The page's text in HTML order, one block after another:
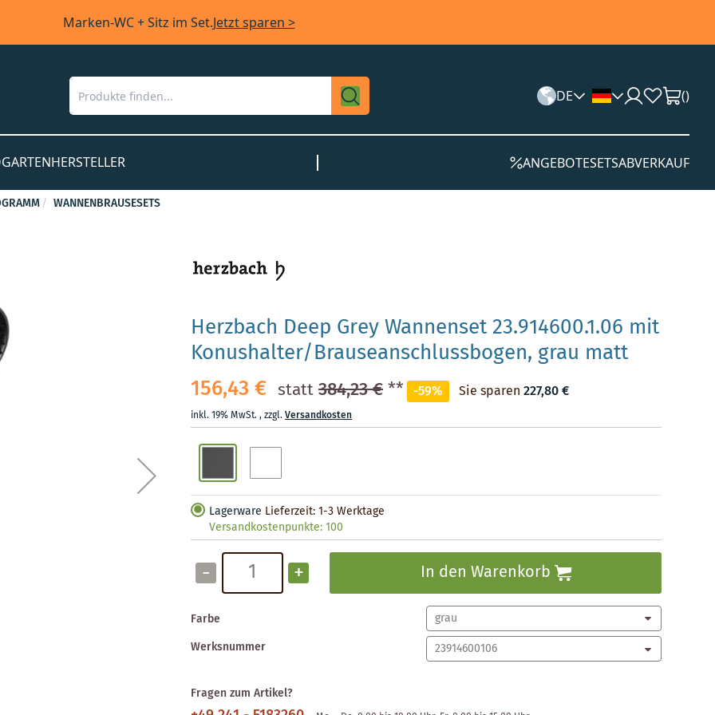
Marken-WC + Sitz im Set.Jetzt sparen >
DE ()
GARTENHERSTELLER ANGEBOTESETSABVERKAUF
WANNENBRAUSESETS
Herzbach Deep Grey Wannenset 23.914600.1.06 mit
Konushalter/Brauseanschlussbogen, grau matt
156,43 € statt384,23 €** -59% Sie sparen 227,80 €
inkl. 19% MwSt.,zzgl.Versandkosten
Lagerware Lieferzeit: 1-3 Werktage
Versandkostenpunkte:100
- + In den Warenkorb
Farbe
Werksnummer
Fragen zum Artikel?